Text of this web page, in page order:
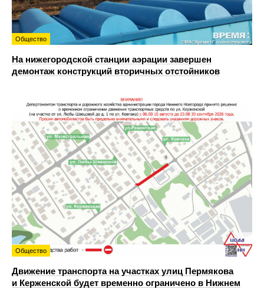
Общество
На нижегородской станции аэрации завершен
демонтаж конструкций вторичных отстойников
Общество
Движение транспорта на участках улиц Пермякова
и Керженской будет временно ограничено в Нижнем